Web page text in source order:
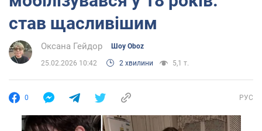
став щасливішим
Оксана Гейдор Шоу Oboz
25.02.2026 10:42 2 хвилини 5,1 т.
0 РУС